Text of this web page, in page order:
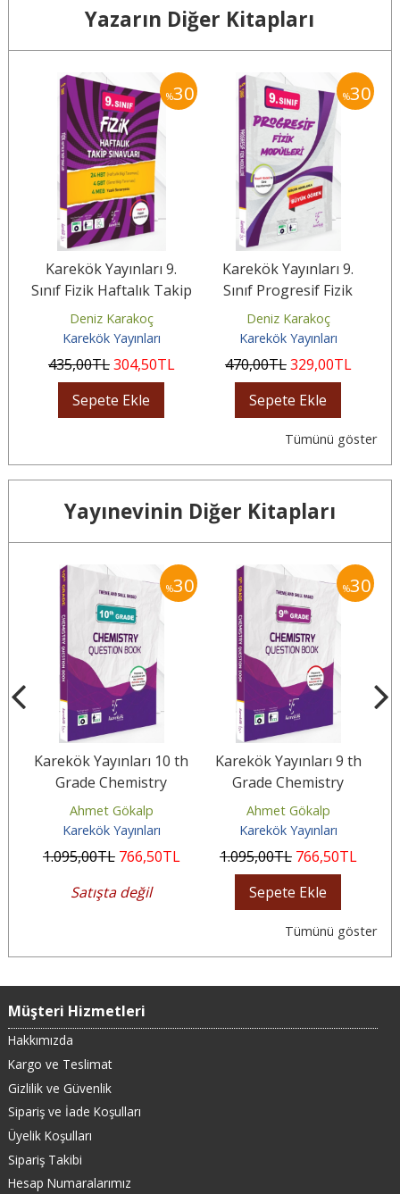
Yazarın Diğer Kitapları
%30
Karekök Yayınları 9.
Sınıf Fizik Haftalık Takip
Sınavları
Deniz Karakoç
Karekök Yayınları
435,00TL304,50TL
Sepete Ekle
%30
Karekök Yayınları 9.
Sınıf Progresif Fizik
Modülleri
Deniz Karakoç
Karekök Yayınları
470,00TL329,00TL
Sepete Ekle
Tümünü göster
Yayınevinin Diğer Kitapları
%30
Karekök Yayınları 10 th
Grade Chemistry
Question Book
Ahmet Gökalp
Karekök Yayınları
1.095,00TL 766,50TL
Satışta değil
%30
Karekök Yayınları 9 th
Grade Chemistry
Question Book
Ahmet Gökalp
Karekök Yayınları
1.095,00TL 766,50TL
Sepete Ekle
Tümünü göster
Müşteri Hizmetleri
Hakkımızda
Kargo ve Teslimat
Gizlilik ve Güvenlik
Sipariş ve İade Koşulları
Üyelik Koşulları
Sipariş Takibi
Hesap Numaralarımız